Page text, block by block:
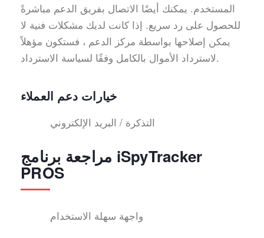
المستخدم. يمكنك أيضًا الاتصال بفريق الدعم مباشرةً
للحصول على رد سريع. إذا كانت لديك مشكلات فنية لا
يمكن إصلاحها بواسطة مركز الدعم ، فستكون مؤهلاً
لاسترداد الأموال بالكامل وفقًا لسياسة الاسترداد.
خيارات دعم العملاء
التذكرة / البريد الإلكتروني
مراجعة برنامج iSpyTracker
PROS
واجهة سهلة الاستخدام